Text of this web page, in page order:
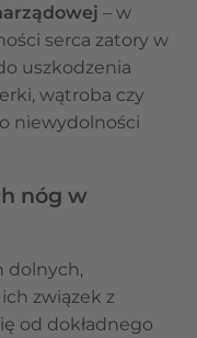
– w
serca zatory w
uszkodzenia
wątroba czy
niewydolności
nóg w
dolnych,
związek z
od dokładnego